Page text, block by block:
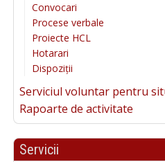
Convocari
Procese verbale
Proiecte HCL
Hotarari
Dispoziții
Serviciul voluntar pentru
Rapoarte de activitate
Servicii